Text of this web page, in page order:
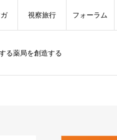
る薬局を創造する
視察旅行 フォーラム